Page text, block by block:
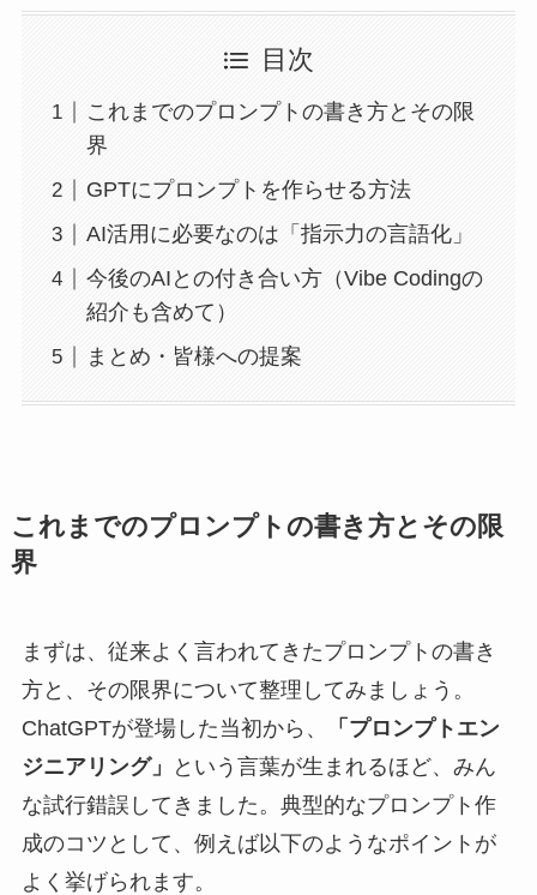
目次
これまでのプロンプトの書き方とその限
界
GPTにプロンプトを作らせる方法
AI活用に必要なのは「指示力の言語化」
今後のAIとの付き合い方（Vibe Codingの
紹介も含めて）
まとめ・皆様への提案
これまでのプロンプトの書き方とその限
界
まずは、従来よく言われてきたプロンプトの書き
方と、その限界について整理してみましょう。
ChatGPTが登場した当初から、
「プロンプトエン
ジニアリング」
という言葉が生まれるほど、みん
な試行錯誤してきました。典型的なプロンプト作
成のコツとして、例えば以下のようなポイントが
よく挙げられます。